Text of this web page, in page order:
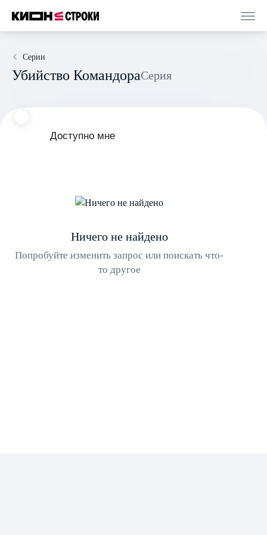
Серии
Убийство Командора Серия
Доступно мне
Ничего не найдено
Попробуйте изменить запрос или поискать что-
то другое